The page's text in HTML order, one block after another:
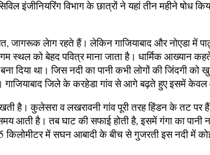
विभाग के छात्रों ने यहां तीन महीने षोध
लेाग रहते हैं। लेकिन गाजियाबाद और नोएडा में
को बेहद पवित्र माना जाता है। धार्मिक आख्यान कहते
दिया था। जिस नदी का पानी कभी लोगों की जिंदगी
जिले के करहेडा गांव से आगे बढ़ते हुए इसमें केवल
है। कुलेसरा व लखरावनी गांव पूरी तरह हिंडन के तट
है। तब घाट की सफाई होती है, इसमें गंगा का पानी
किलोमीटर में सघन आबादी के बीच से गुजरती इस नदी में